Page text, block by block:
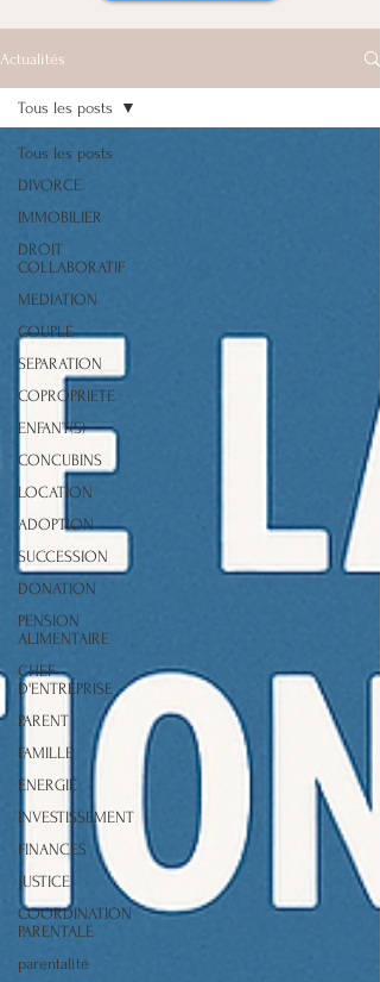
Actualités
Tous les posts
DIVORCE
IMMOBILIER
DROIT
COLLABORATIF
MEDIATION
COUPLE
SEPARATION
COPROPRIETE
ENFANT(S)
CONCUBINS
LOCATION
ADOPTION
SUCCESSION
DONATION
PENSION
ALIMENTAIRE
CHEF
D'ENTREPRISE
PARENT
FAMILLE
ENERGIE
INVESTISSEMENT
FINANCES
JUSTICE
COORDINATION
PARENTALE
parentalité
Tous les posts